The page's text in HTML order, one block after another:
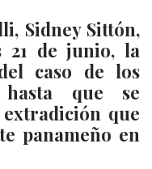
Sidney Sittón,
21 de junio, la
caso de los
que se
que
panameño en